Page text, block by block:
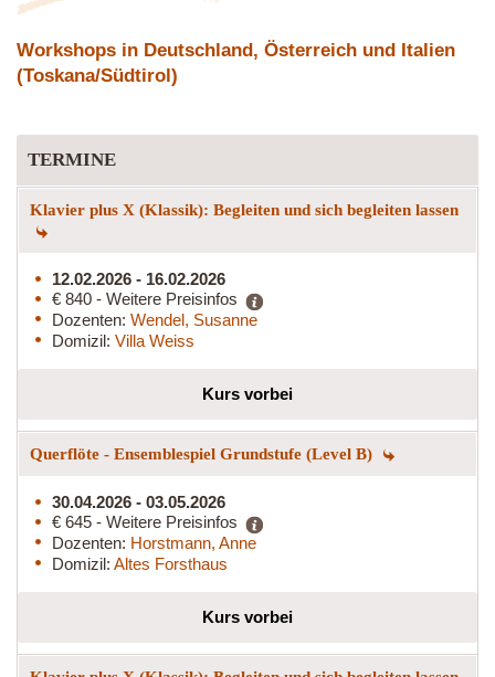
Workshops in Deutschland, Österreich und Italien
(Toskana/Südtirol)
TERMINE
Klavier plus X (Klassik): Begleiten und sich begleiten lassen
12.02.2026 - 16.02.2026
€ 840 - Weitere Preisinfos
Dozenten: Wendel, Susanne
Domizil: Villa Weiss
Kurs vorbei
Querflöte - Ensemblespiel Grundstufe (Level B)
30.04.2026 - 03.05.2026
€ 645 - Weitere Preisinfos
Dozenten: Horstmann, Anne
Domizil: Altes Forsthaus
Kurs vorbei